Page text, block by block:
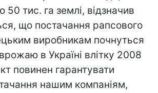
50 тис. га землі, відзначив
що постачання рапсового
виробникам почнуться
в Україні влітку 2008
повинен гарантувати
нашим компаніям,